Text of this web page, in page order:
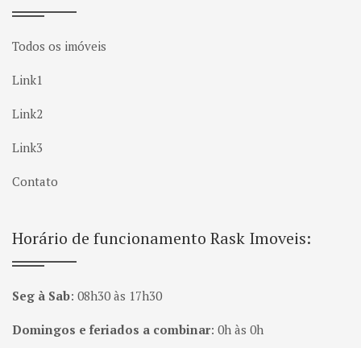
Todos os imóveis
Link1
Link2
Link3
Contato
Horário de funcionamento Rask Imoveis:
Seg à Sab: 08h30 às 17h30
Domingos e feriados a combinar: 0h às 0h